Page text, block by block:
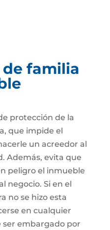
familia
protección de la
que impide el
un acreedor al
Además, evita que
peligro el inmueble
negocio. Si en el
no se hizo esta
en cualquier
ser embargado por